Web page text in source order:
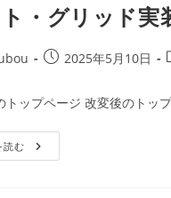
・グリッド実
2025年5月10日
トップページ 改変後のトッ
読む